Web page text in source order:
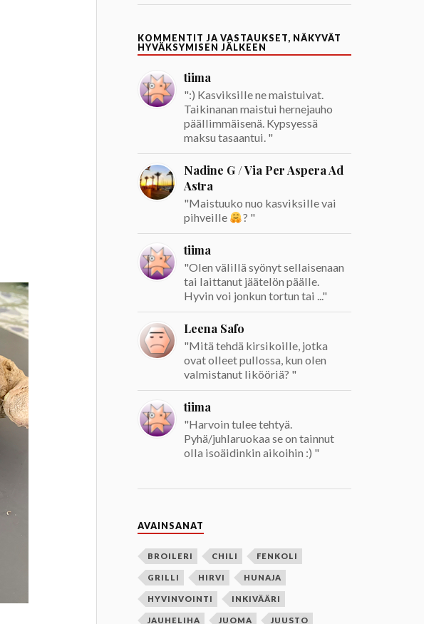
KOMMENTIT JA VASTAUKSET, NÄKYVÄT
HYVÄKSYMISEN JÄLKEEN
tiima
":) Kasviksille ne maistuivat.
Taikinanan maistui hernejauho
päällimmäisenä. Kypsyessä
maksu tasaantui. "
Nadine G / Via Per Aspera Ad
Astra
"Maistuuko nuo kasviksille vai
pihveille
? "
tiima
"Olen välillä syönyt sellaisenaan
tai laittanut jäätelön päälle.
Hyvin voi jonkun tortun tai ..."
Leena Safo
"Mitä tehdä kirsikoille, jotka
ovat olleet pullossa, kun olen
valmistanut likööriä? "
tiima
"Harvoin tulee tehtyä.
Pyhä/juhlaruokaa se on tainnut
olla isoäidinkin aikoihin :) "
AVAINSANAT
BROILERI CHILI FENKOLI
GRILLI HIRVI HUNAJA
HYVINVOINTI INKIVÄÄRI
JAUHELIHA JUOMA JUUSTO